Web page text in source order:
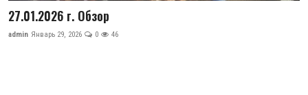
История здравоохранения Узбекистана
Периодические издания
27.01.2026 г. Обзор
admin Январь 29, 2026 0 46